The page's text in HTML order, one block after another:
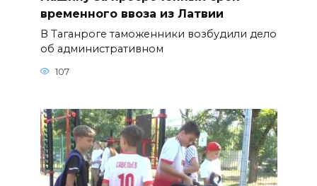
временного ввоза из Латвии
В Таганроге таможенники возбудили дело
об административном
107